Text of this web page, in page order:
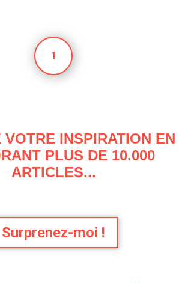
1
VOTRE INSPIRATION EN
PLUS DE 10.000
ARTICLES...
Surprenez-moi !